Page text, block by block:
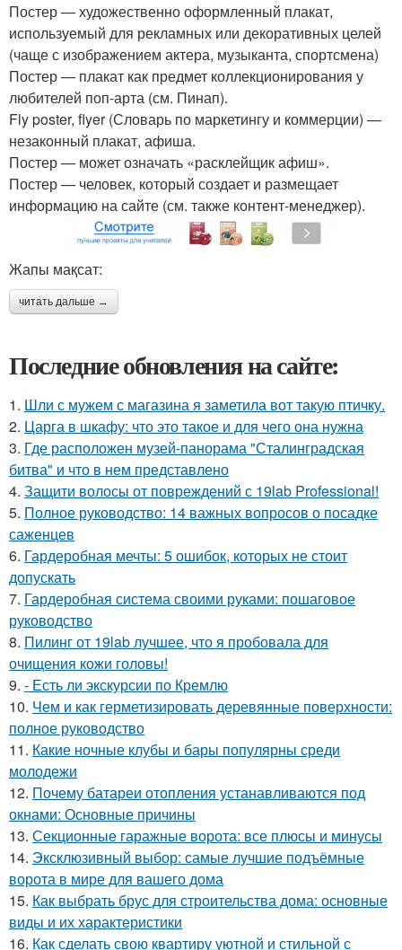
Постер — художественно оформленный плакат,
используемый для рекламных или декоративных целей
(чаще с изображением актера, музыканта, спортсмена)
Постер — плакат как предмет коллекционирования у
любителей поп-арта (см. Пинап).
Fly poster, flyer (Словарь по маркетингу и коммерции) —
незаконный плакат, афиша.
Постер — может означать «расклейщик афиш».
Постер — человек, который создает и размещает
информацию на сайте (см. также контент-менеджер).
Жапы мақсат:
читать дальше →
Последние обновления на сайте:
1. Шли с мужем с магазина я заметила вот такую птичку.
2. Царга в шкафу: что это такое и для чего она нужна
3. Где расположен музей-панорама "Сталинградская
битва" и что в нем представлено
4. Защити волосы от повреждений с 19lab Professional!
5. Полное руководство: 14 важных вопросов о посадке
саженцев
6. Гардеробная мечты: 5 ошибок, которых не стоит
допускать
7. Гардеробная система своими руками: пошаговое
руководство
8. Пилинг от 19lab лучшее, что я пробовала для
очищения кожи головы!
9. - Есть ли экскурсии по Кремлю
10. Чем и как герметизировать деревянные поверхности:
полное руководство
11. Какие ночные клубы и бары популярны среди
молодежи
12. Почему батареи отопления устанавливаются под
окнами: Основные причины
13. Секционные гаражные ворота: все плюсы и минусы
14. Эксклюзивный выбор: самые лучшие подъёмные
ворота в мире для вашего дома
15. Как выбрать брус для строительства дома: основные
виды и их характеристики
16. Как сделать свою квартиру уютной и стильной с